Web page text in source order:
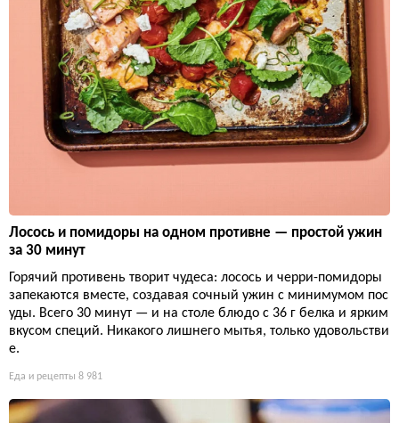
Лосось и помидоры на одном противне — простой ужин
за 30 минут
Горячий противень творит чудеса: лосось и черри-помидоры
запекаются вместе, создавая сочный ужин с минимумом пос
уды. Всего 30 минут — и на столе блюдо с 36 г белка и ярким
вкусом специй. Никакого лишнего мытья, только удовольстви
е.
Еда и рецепты 8 981